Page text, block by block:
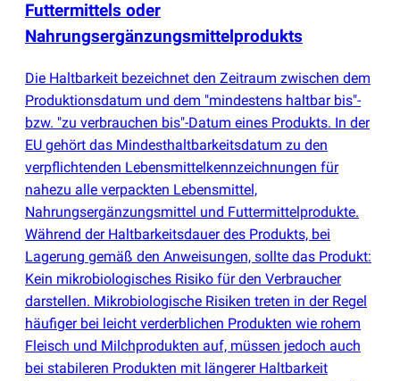
Futtermittels oder
Nahrungsergänzungsmittelprodukts
Die Haltbarkeit bezeichnet den Zeitraum zwischen dem
Produktionsdatum und dem "mindestens haltbar bis"-
bzw. "zu verbrauchen bis"-Datum eines Produkts. In der
EU gehört das Mindesthaltbarkeitsdatum zu den
verpflichtenden Lebensmittelkennzeichnungen für
nahezu alle verpackten Lebensmittel,
Nahrungsergänzungsmittel und Futtermittelprodukte.
Während der Haltbarkeitsdauer des Produkts, bei
Lagerung gemäß den Anweisungen, sollte das Produkt:
Kein mikrobiologisches Risiko für den Verbraucher
darstellen. Mikrobiologische Risiken treten in der Regel
häufiger bei leicht verderblichen Produkten wie rohem
Fleisch und Milchprodukten auf, müssen jedoch auch
bei stabileren Produkten mit längerer Haltbarkeit